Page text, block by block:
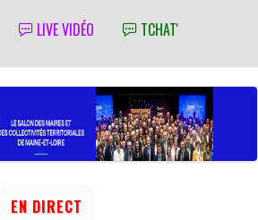
LIVE VIDÉO TCHAT'
EN DIRECT